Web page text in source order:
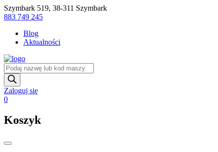
Skip
to
Szymbark 519, 38-311 Szymbark
883 749 245
Blog
Aktualności
Wyszukiwarka
produktów
Zaloguj się
0
Koszyk